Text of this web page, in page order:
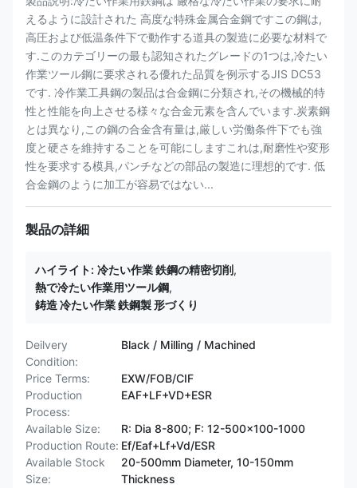
えるように設計された 高度な特殊金属合金鋼ですこの鋼は,
高圧および低温条件下で動作する道具の製造に必要な材料で
す.このカテゴリーの最も認知されたグレードの1つは,冷たい
作業ツール鋼に要求される優れた品質を例示するJIS DC53
です. 冷作業工具鋼の製品は合金鋼に分類され,その機械的特
性と性能を向上させる様々な合金元素を含んでいます.炭素鋼
とは異なり,この鋼の合金含有量は,厳しい労働条件下でも強
度と硬さを維持することを可能にしますこれは,耐磨性や変形
性を要求する模具,パンチなどの部品の製造に理想的です. 低
合金鋼のように加工が容易ではない...
製品の詳細
ハイライト: 冷たい作業 鉄鋼の精密切削,
熱で冷たい作業用ツール鋼,
鋳造 冷たい作業 鉄鋼製 形づくり
Deilvery
Condition:
Black / Milling / Machined
Price Terms:
EXW/FOB/CIF
Production
Process:
EAF+LF+VD+ESR
Available Size:
R: Dia 8-800; F: 12-500x100-1000
Production Route: Ef/Eaf+Lf+Vd/ESR
Available Stock
Size:
20-500mm Diameter, 10-150mm
Thickness